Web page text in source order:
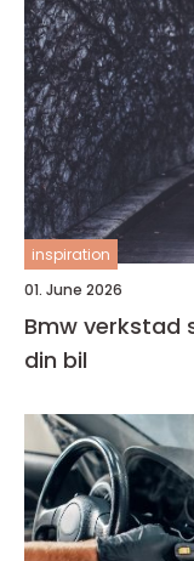
inspiration
01. June 2026
Bmw verkstad så väljer du rätt partner för
din bil